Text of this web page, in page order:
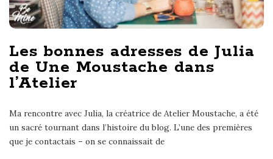
Les bonnes adresses de Julia
de Une Moustache dans
l’Atelier
Ma rencontre avec Julia, la créatrice de Atelier Moustache, a été
un sacré tournant dans l’histoire du blog. L’une des premières
que je contactais – on se connaissait de